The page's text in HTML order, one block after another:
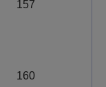
157
160